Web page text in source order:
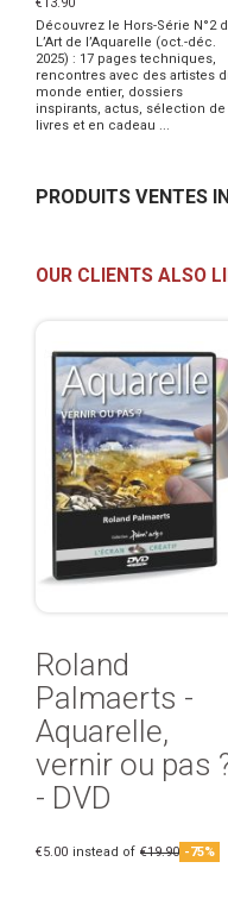
€13.90
Découvrez le Hors-Série N°2
L’Art de l’Aquarelle (oct.-déc.
2025) : 17 pages techniques,
rencontres avec des artistes
monde entier, dossiers
inspirants, actus, sélection de
livres et en cadeau ...
PRODUITS VENTES
OUR CLIENTS ALSO
Roland
Palmaerts -
Aquarelle,
vernir ou pas
- DVD
€5.00 instead of €19.90 -75%